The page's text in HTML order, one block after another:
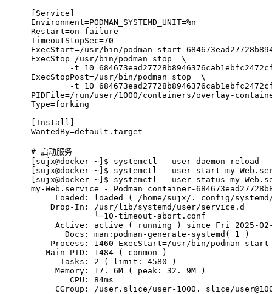
[Service]
Environment=PODMAN_SYSTEMD_UNIT=%n
Restart=on-failure
TimeoutStopSec=70
ExecStart=/usr/bin/podman start
ExecStop=/usr/bin/podman stop  \
-t 10
ExecStopPost=/usr/bin/podman stop  \
-t 10
PIDFile=/run/user/1000/containers/overlay-
Type=forking
[Install]
WantedBy=default.target
# 启动服务
[sujx@docker ~]$ systemctl --user daemon-reload
[sujx@docker ~]$ systemctl --user start my-
[sujx@docker ~]$ systemctl --user status my-
my-Web.service - Podman container-
Loaded: loaded ( /home/sujx/. config/
    Drop-In: /usr/lib/systemd/user/service.d
             └─10-timeout-abort.conf
Active: active ( running ) since Fri 2025-
       Docs: man:podman-generate-systemd( 1 )
Process: 1460 ExecStart=/usr/bin/podman
   Main PID: 1484 ( conmon )
      Tasks: 2 ( limit: 4580 )
     Memory: 17. 6M ( peak: 32. 9M )
        CPU: 84ms
CGroup: /user.slice/user-1000. slice/